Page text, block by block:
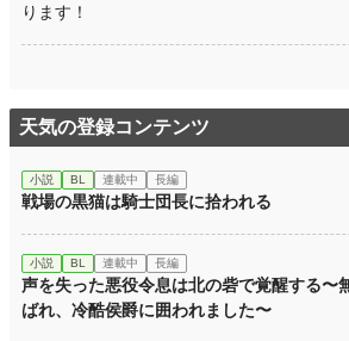
ります！
天気の登録コンテンツ
小説 BL 連載中 長編
戦場の黒猫は騎士団長に拾われる
小説 BL 連載中 長編
声を失った悪役令息は北の砦で覚醒する〜
ばれ、冷酷侯爵に囲われました〜